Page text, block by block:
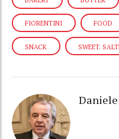
FIORENTINI FOOD
SNACK SWEET.